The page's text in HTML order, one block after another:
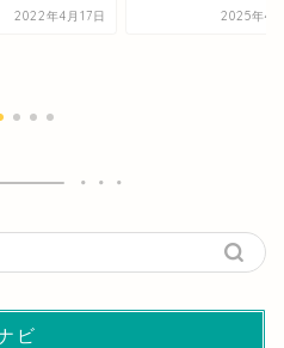
2022年4月17日 2025年4
ビ